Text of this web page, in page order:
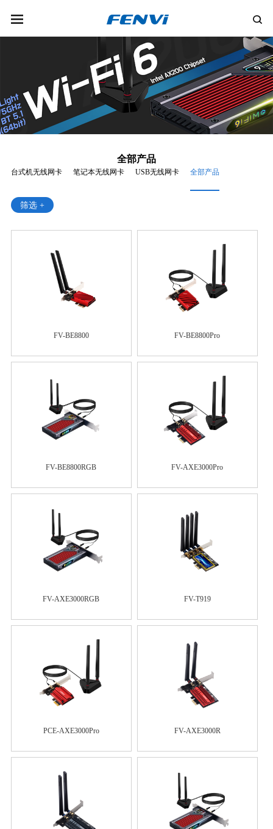
全部产品
台式机无线网卡 笔记本无线网卡 USB无线网卡 全部产品
筛选 +
FV-BE8800 FV-BE8800Pro
FV-BE8800RGB FV-AXE3000Pro
FV-AXE3000RGB FV-T919
PCE-AXE3000Pro FV-AXE3000R